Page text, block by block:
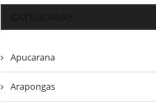
Apucarana
Arapongas